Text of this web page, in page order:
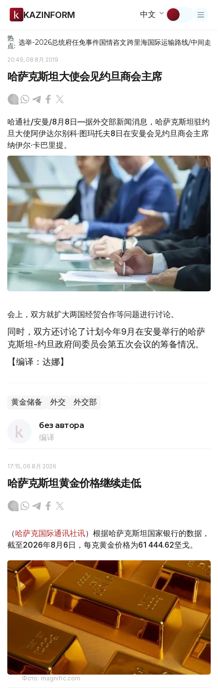
KAZINFORM 中文
热
点: 选举-2026总统府任免事件国情咨文跨里海国际运输路线/中间走廊
20:49, 08 8月 2019
哈萨克斯坦大使会见约旦商会主席
哈通社/安曼/8月8日—据外交部新闻消息，哈萨克斯坦驻约
旦大使阿伊达尔别科·图玛托夫8日在安曼会见约旦商会主席
纳伊尔·卡巴里提。
会上，双方就扩大两国经贸合作等问题进行讨论。
同时，双方还讨论了计划今年9月在安曼举行的哈萨
克斯坦-约旦政府间委员会第五次会议的筹备情况。
【编译：达娜】
黄金储备 外交 外交部
без автора
编译
17:15, 06 8月 2026
哈萨克斯坦黄金价格继续走低
（哈萨克国际通讯社讯）根据哈萨克斯坦国家银行的数据，
截至2026年8月6日，每克黄金价格为61 444.62坚戈。
Фото: magnific.com